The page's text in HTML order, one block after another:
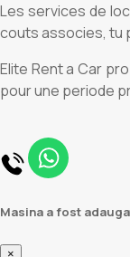
Les services de
couts associes, tu
Elite Rent a Car
pour une periode
Masina a fost
×